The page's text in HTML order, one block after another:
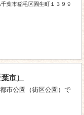
葉市稲毛区園生町１３９９
市）
市公園（街区公園）で